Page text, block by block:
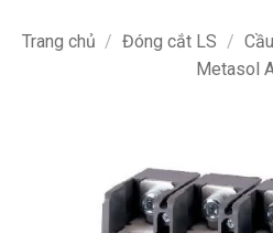
Trang chủ / Đóng cắt LS /
Metasol